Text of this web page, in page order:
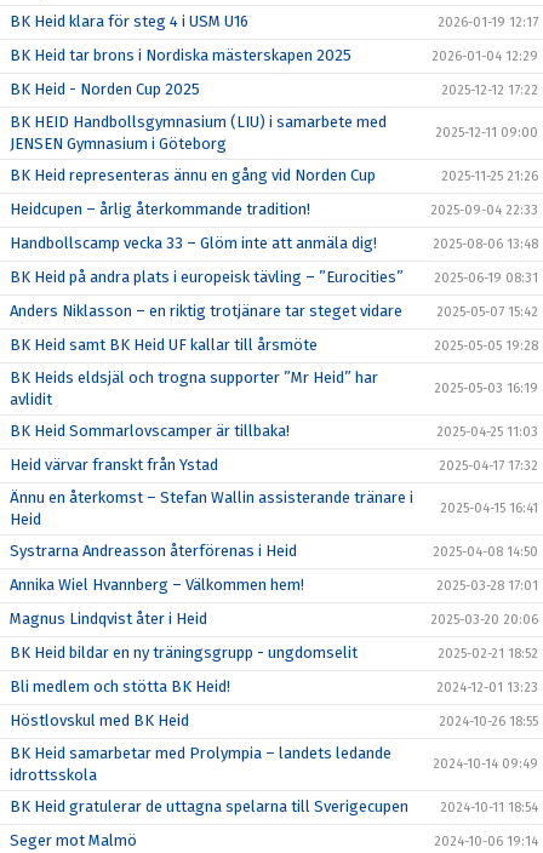
BK Heid klara för steg 4 i USM U16 2026-01-19 12:17
BK Heid tar brons i Nordiska mästerskapen 2025 2026-01-04 12:29
BK Heid - Norden Cup 2025 2025-12-12 17:22
BK HEID Handbollsgymnasium (LIU) i samarbete med
JENSEN Gymnasium i Göteborg
2025-12-11 09:00
BK Heid representeras ännu en gång vid Norden Cup 2025-11-25 21:26
Heidcupen – årlig återkommande tradition! 2025-09-04 22:33
Handbollscamp vecka 33 – Glöm inte att anmäla dig! 2025-08-06 13:48
BK Heid på andra plats i europeisk tävling – ”Eurocities” 2025-06-19 08:31
Anders Niklasson – en riktig trotjänare tar steget vidare 2025-05-07 15:42
BK Heid samt BK Heid UF kallar till årsmöte 2025-05-05 19:28
BK Heids eldsjäl och trogna supporter ”Mr Heid” har
avlidit
2025-05-03 16:19
BK Heid Sommarlovscamper är tillbaka! 2025-04-25 11:03
Heid värvar franskt från Ystad 2025-04-17 17:32
Ännu en återkomst – Stefan Wallin assisterande tränare i
Heid
2025-04-15 16:41
Systrarna Andreasson återförenas i Heid 2025-04-08 14:50
Annika Wiel Hvannberg – Välkommen hem! 2025-03-28 17:01
Magnus Lindqvist åter i Heid 2025-03-20 20:06
BK Heid bildar en ny träningsgrupp - ungdomselit 2025-02-21 18:52
Bli medlem och stötta BK Heid! 2024-12-01 13:23
Höstlovskul med BK Heid 2024-10-26 18:55
BK Heid samarbetar med Prolympia – landets ledande
idrottsskola
2024-10-14 09:49
BK Heid gratulerar de uttagna spelarna till Sverigecupen 2024-10-11 18:54
Seger mot Malmö 2024-10-06 19:14